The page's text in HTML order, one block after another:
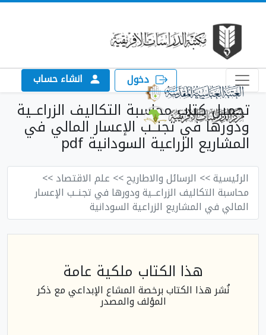
دخول انشاء حساب
تحميل كتاب محاسبة التكاليف الزراعــية
ودورها في تجنــب الإعسار المالي في
المشاريع الزراعية السودانية pdf
الرئيسية>> الرسائل والاطاريح>> علم الاقتصاد>>
محاسبة التكاليف الزراعــية ودورها في تجنــب الإعسار
المالي في المشاريع الزراعية السودانية
هذا الكتاب ملكية عامة
نُشر هذا الكتاب برخصة المشاع الإبداعي مع ذكر
المؤلف والمصدر